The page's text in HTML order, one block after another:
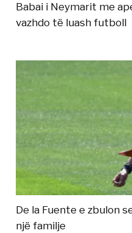
Babai i Neymarit me
vazhdo të luash futboll
De la Fuente e zbulon
një familje